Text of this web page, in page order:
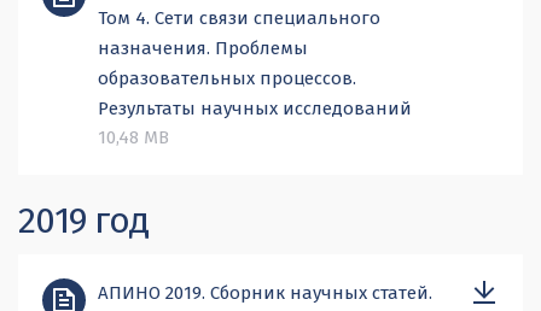
Том 4. Сети связи специального
назначения. Проблемы
образовательных процессов.
Результаты научных исследований
10,48 MB
2019 год
АПИНО 2019. Сборник научных статей.